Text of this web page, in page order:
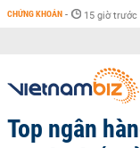
CHỨNG KHOÁN - 15 giờ trước
Top ngân